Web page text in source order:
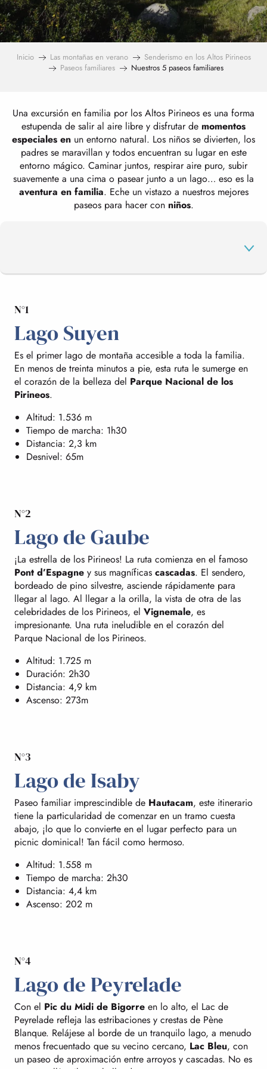
Inicio Las montañas en verano
Senderismo en los Altos Pirineos
Paseos familiares
Nuestros 5 paseos familiares
Una excursión en familia por los Altos Pirineos es una forma
estupenda de salir al aire libre y disfrutar de momentos
especiales en un entorno natural. Los niños se divierten, los
padres se maravillan y todos encuentran su lugar en este
entorno mágico. Caminar juntos, respirar aire puro, subir
suavemente a una cima o pasear junto a un lago… eso es la
aventura en familia. Eche un vistazo a nuestros mejores
paseos para hacer con niños.
LAGO SUYEN
LAGO DE GAUBE
LAGO ISABY
LAGO PEYRELADE
DE VACACIONES
N°1
Lago Suyen
Es el primer lago de montaña accesible a toda la familia.
En menos de treinta minutos a pie, esta ruta le sumerge en
el corazón de la belleza del Parque Nacional de los
Pirineos.
Altitud: 1.536 m
Tiempo de marcha: 1h30
Distancia: 2,3 km
Desnivel: 65m
N°2
Lago de Gaube
¡La estrella de los Pirineos! La ruta comienza en el famoso
Pont d’Espagne y sus magníficas cascadas. El sendero,
bordeado de pino silvestre, asciende rápidamente para
llegar al lago. Al llegar a la orilla, la vista de otra de las
celebridades de los Pirineos, el Vignemale, es
impresionante. Una ruta ineludible en el corazón del
Parque Nacional de los Pirineos.
Altitud: 1.725 m
Duración: 2h30
Distancia: 4,9 km
Ascenso: 273m
N°3
Lago de Isaby
Paseo familiar imprescindible de Hautacam, este itinerario
tiene la particularidad de comenzar en un tramo cuesta
abajo, ¡lo que lo convierte en el lugar perfecto para un
picnic dominical! Tan fácil como hermoso.
Altitud: 1.558 m
Tiempo de marcha: 2h30
Distancia: 4,4 km
Ascenso: 202 m
N°4
Lago de Peyrelade
Con el Pic du Midi de Bigorre en lo alto, el Lac de
Peyrelade refleja las estribaciones y crestas de Pène
Blanque. Relájese al borde de un tranquilo lago, a menudo
menos frecuentado que su vecino cercano, Lac Bleu, con
un paseo de aproximación entre arroyos y cascadas. No es